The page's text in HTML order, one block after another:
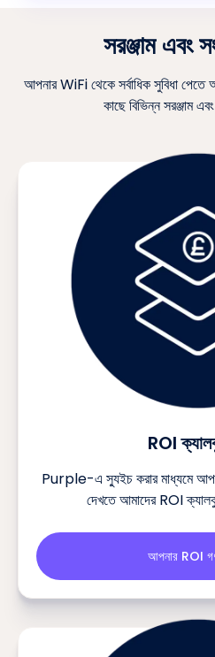
সরঞ্জাম এবং
আপনার WiFi থেকে সর্বাধিক সুবিধা
কাছে বিভিন্ন সরঞ্জাম
ROI
Purple-এ স্যুইচ করার মাধ্যমে
দেখতে আমাদের ROI
আপনার ROI